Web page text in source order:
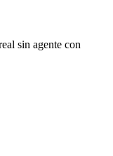
sin agente con